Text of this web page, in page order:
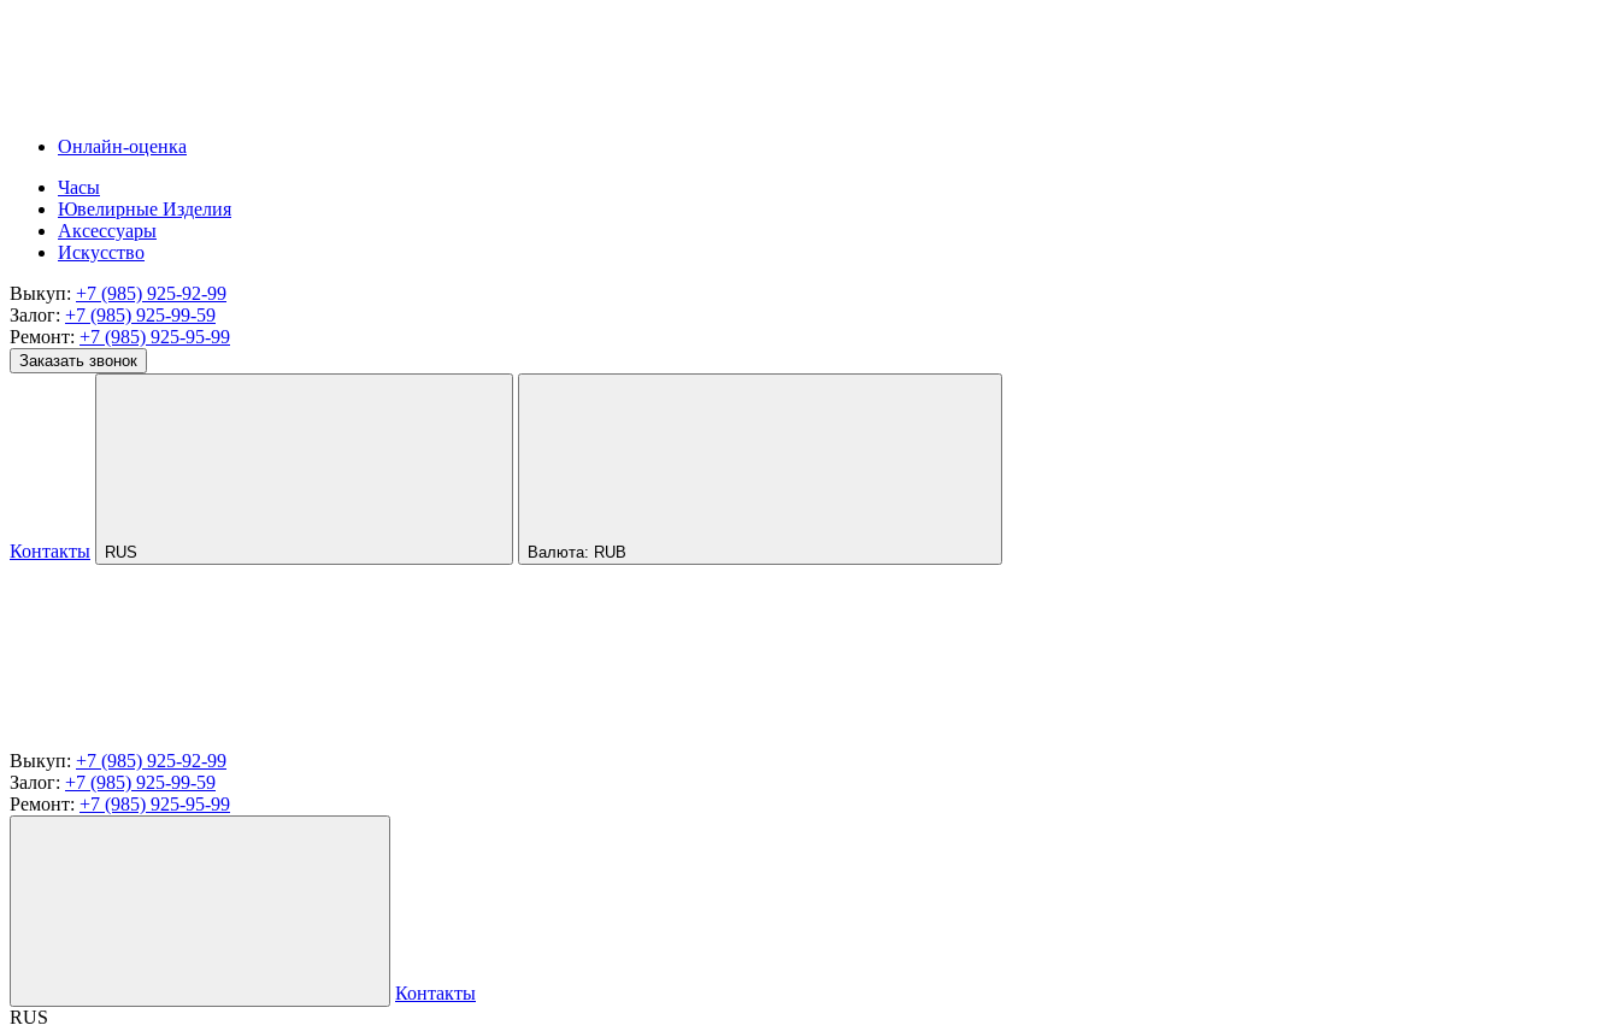
Онлайн-оценка
Часы
Ювелирные Изделия
Аксессуары
Искусство
Выкуп: +7 (985) 925-92-99
Залог: +7 (985) 925-99-59
Ремонт: +7 (985) 925-95-99
Заказать звонок
Контакты RUS Валюта: RUB
Выкуп: +7 (985) 925-92-99
Залог: +7 (985) 925-99-59
Ремонт: +7 (985) 925-95-99
Контакты
RUS